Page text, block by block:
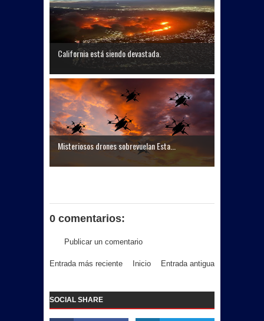
California está siendo devastada.
Misteriosos drones sobrevuelan Esta...
0 comentarios:
Publicar un comentario
Entrada más reciente Entrada antigua
Inicio
SOCIAL SHARE